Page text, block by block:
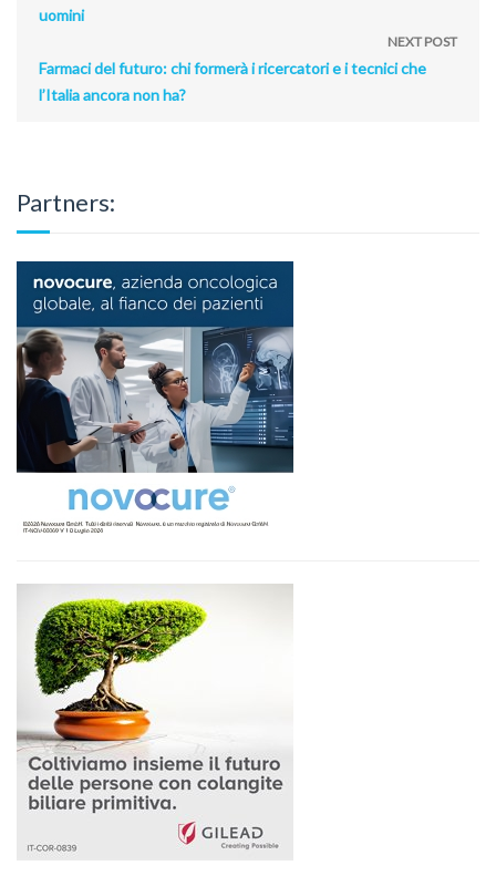
uomini
NEXT POST
Farmaci del futuro: chi formerà i ricercatori e i tecnici che
l’Italia ancora non ha?
Partners: